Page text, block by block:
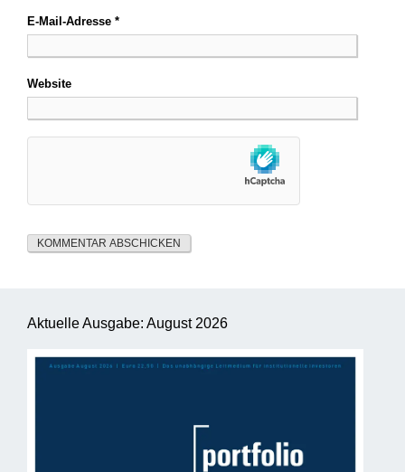
E-Mail-Adresse *
Website
Aktuelle Ausgabe: August 2026